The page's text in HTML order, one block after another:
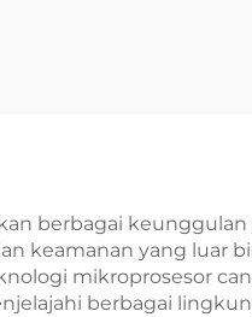
berbagai
keamanan yang luar
mikroprosesor
berbagai